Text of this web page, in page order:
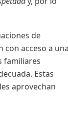
de
con acceso a
familiares
Estas
aprovechan